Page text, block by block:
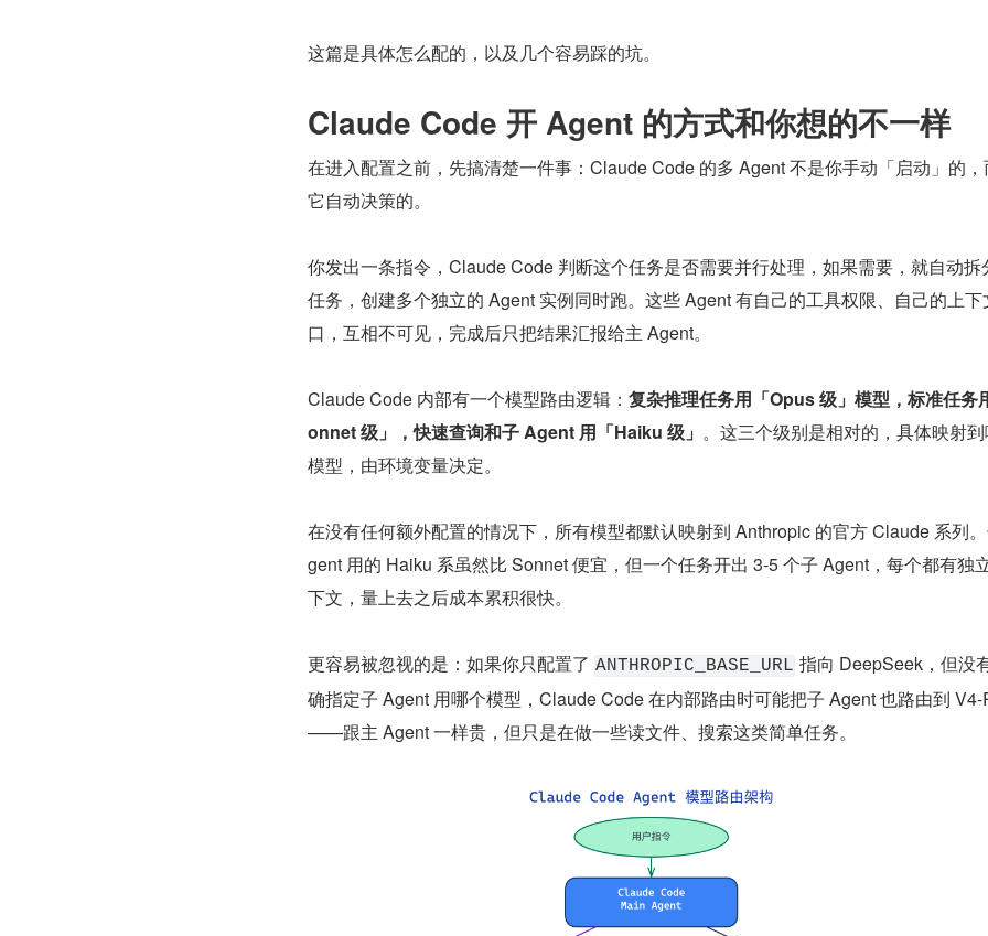
这篇是具体怎么配的，以及几个容易踩的坑。
Claude Code 开 Agent 的方式和你想的不一样
在进入配置之前，先搞清楚一件事：Claude Code 的多 Agent 不是你手动「启动」的
它自动决策的。
你发出一条指令，Claude Code 判断这个任务是否需要并行处理，如果需要，就自动拆
任务，创建多个独立的 Agent 实例同时跑。这些 Agent 有自己的工具权限、自己的上下
口，互相不可见，完成后只把结果汇报给主 Agent。
Claude Code 内部有一个模型路由逻辑： 复杂推理任务用「Opus 级」模型，标准任务
onnet 级」，快速查询和子 Agent 用「Haiku 级」 。这三个级别是相对的，具体映射
模型，由环境变量决定。
在没有任何额外配置的情况下，所有模型都默认映射到 Anthropic 的官方 Claude 系列
gent 用的 Haiku 系虽然比 Sonnet 便宜，但一个任务开出 3-5 个子 Agent，每个都有独
下文，量上去之后成本累积很快。
更容易被忽视的是：如果你只配置了 ANTHROPIC_BASE_URL 指向 DeepSeek，但没
确指定子 Agent 用哪个模型，Claude Code 在内部路由时可能把子 Agent 也路由到 V4-
——跟主 Agent 一样贵，但只是在做一些读文件、搜索这类简单任务。